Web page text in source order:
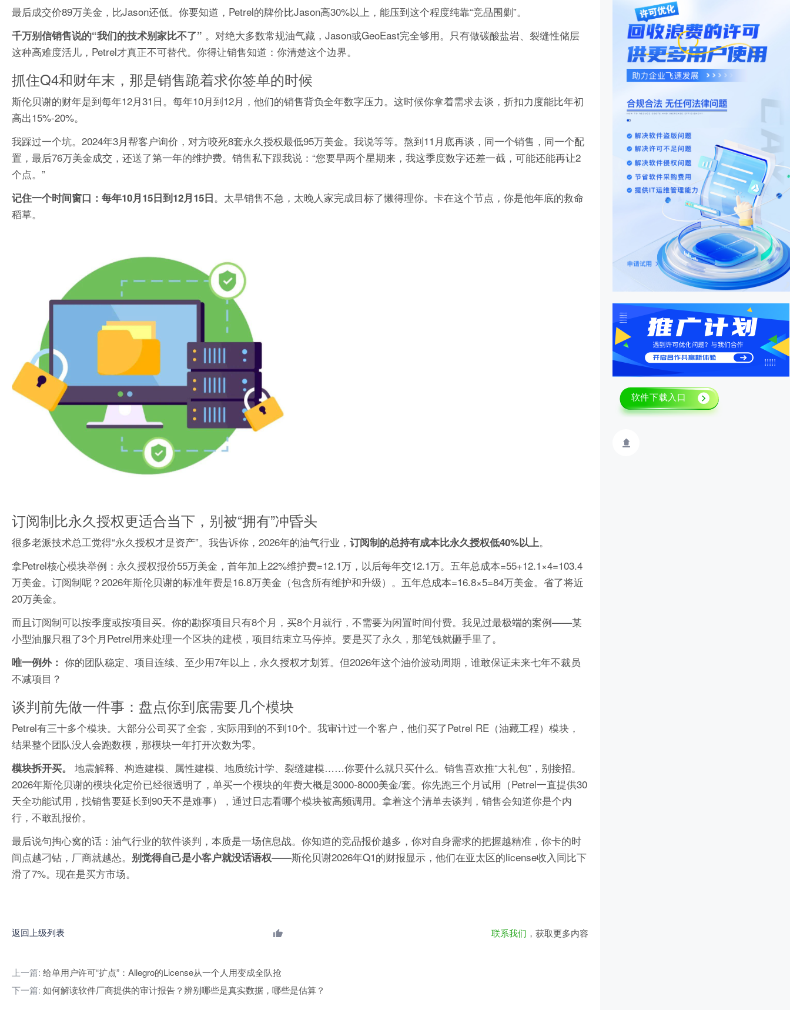
最后成交价89万美金，比Jason还低。你要知道，Petrel的牌价比Jason高30%以上，能压到这个程度纯靠“竞品围剿”。
千万别信销售说的“我们的技术别家比不了” 。对绝大多数常规油气藏，Jason或GeoEast完全够用。只有做碳酸盐岩、裂缝性储层
这种高难度活儿，Petrel才真正不可替代。你得让销售知道：你清楚这个边界。
抓住Q4和财年末，那是销售跪着求你签单的时候
斯伦贝谢的财年是到每年12月31日。每年10月到12月，他们的销售背负全年数字压力。这时候你拿着需求去谈，折扣力度能比年初
高出15%-20%。
我踩过一个坑。2024年3月帮客户询价，对方咬死8套永久授权最低95万美金。我说等等。熬到11月底再谈，同一个销售，同一个配
置，最后76万美金成交，还送了第一年的维护费。销售私下跟我说：“您要早两个星期来，我这季度数字还差一截，可能还能再让2
个点。”
记住一个时间窗口：每年10月15日到12月15日。太早销售不急，太晚人家完成目标了懒得理你。卡在这个节点，你是他年底的救命
稻草。
订阅制比永久授权更适合当下，别被“拥有”冲昏头
很多老派技术总工觉得“永久授权才是资产”。我告诉你，2026年的油气行业， 订阅制的总持有成本比永久授权低40%以上。
拿Petrel核心模块举例：永久授权报价55万美金，首年加上22%维护费=12.1万，以后每年交12.1万。五年总成本=55+12.1×4=103.4
万美金。订阅制呢？2026年斯伦贝谢的标准年费是16.8万美金（包含所有维护和升级）。五年总成本=16.8×5=84万美金。省了将近
20万美金。
而且订阅制可以按季度或按项目买。你的勘探项目只有8个月，买8个月就行，不需要为闲置时间付费。我见过最极端的案例——某
小型油服只租了3个月Petrel用来处理一个区块的建模，项目结束立马停掉。要是买了永久，那笔钱就砸手里了。
唯一例外： 你的团队稳定、项目连续、至少用7年以上，永久授权才划算。但2026年这个油价波动周期，谁敢保证未来七年不裁员
不减项目？
谈判前先做一件事：盘点你到底需要几个模块
Petrel有三十多个模块。大部分公司买了全套，实际用到的不到10个。我审计过一个客户，他们买了Petrel RE（油藏工程）模块，
结果整个团队没人会跑数模，那模块一年打开次数为零。
模块拆开买。
地震解释、构造建模、属性建模、地质统计学、裂缝建模……你要什么就只买什么。销售喜欢推“大礼包”，别接招。
2026年斯伦贝谢的模块化定价已经很透明了，单买一个模块的年费大概是3000-8000美金/套。你先跑三个月试用（Petrel一直提供30
天全功能试用，找销售要延长到90天不是难事），通过日志看哪个模块被高频调用。拿着这个清单去谈判，销售会知道你是个内
行，不敢乱报价。
最后说句掏心窝的话：油气行业的软件谈判，本质是一场信息战。你知道的竞品报价越多，你对自身需求的把握越精准，你卡的时
间点越刁钻，厂商就越怂。 别觉得自己是小客户就没话语权——斯伦贝谢2026年Q1的财报显示，他们在亚太区的license收入同比下
滑了7%。现在是买方市场。
返回上级列表 联系我们 ，获取更多内容
上一篇: 给单用户许可“扩点”：Allegro的License从一个人用变成全队抢
下一篇: 如何解读软件厂商提供的审计报告？辨别哪些是真实数据，哪些是估算？